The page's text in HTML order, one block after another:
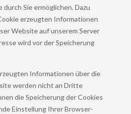
Sie ermöglichen. Dazu
erzeugten Informationen
Website auf unserem Server
wird vor der Speicherung
Informationen über die
werden nicht an Dritte
die Speicherung der Cookies
Einstellung Ihrer Browser-